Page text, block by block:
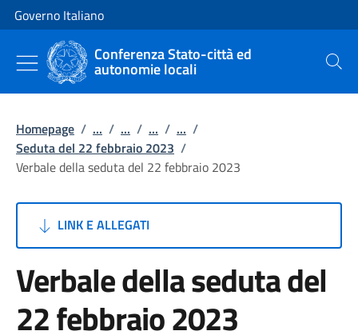
Vai al contenuto
Vai alla navigazione del sito
Governo Italiano
Conferenza Stato-città ed
autonomie locali Cerca
Homepage / ... / ... / ... / ... /
Seduta del 22 febbraio 2023 /
Verbale della seduta del 22 febbraio 2023
LINK E ALLEGATI
Verbale della seduta del
22 febbraio 2023